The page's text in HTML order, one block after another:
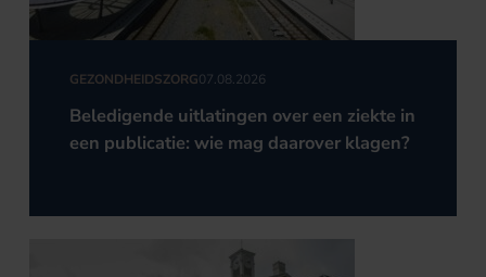
GEZONDHEIDSZORG07.08.2026
Beledigende uitlatingen over een ziekte in
een publicatie: wie mag daarover klagen?